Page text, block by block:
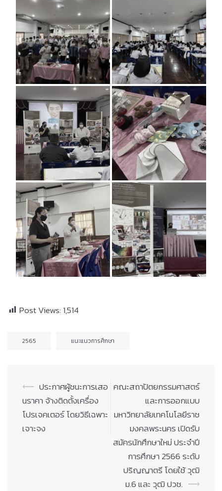
Post Views: 1,514
2565 แนะแนวการศึกษา
Post
navigation
⟵ ประกาศผู้ชนะการเสอ
นราคา จ้างติดตั้งเครื่อง
โปรเจคเตอร์ โดยวิธีเฉพาะ
เจาะจง
คณะสถาปัตยกรรมศาสตร์
และการออกแบบ
มหาวิทยาลัยเทคโนโลยีราช
มงคลพระนคร เปิดรับ
สมัครนักศึกษาใหม่ ประจำปี
การศึกษา 2566 ระดับ
ปริญญาตรี โดยใช้ วุฒิ
ม.6 และ วุฒิ ปวช. ⟶